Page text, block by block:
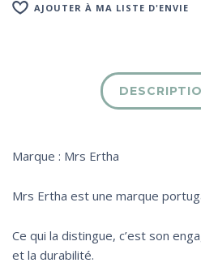
AJOUTER À MA LISTE D'ENVIE
Marque : Mrs Ertha
Mrs Ertha est une marque
Ce qui la distingue, c’est son
et la durabilité.